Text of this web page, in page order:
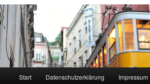
Start Datenschutzerklärung Impressum